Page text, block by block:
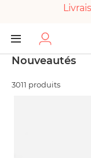
Nouveautés
3011 produits